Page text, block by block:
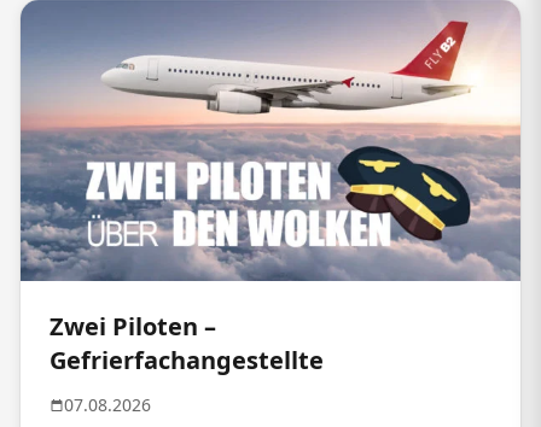
Zwei Piloten –
Gefrierfachangestellte
07.08.2026